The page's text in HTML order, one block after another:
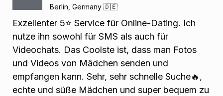
Berlin, Germany 🇩🇪
Exzellenter 5⭐️ Service für Online-Dating. Ich
nutze ihn sowohl für SMS als auch für
Videochats. Das Coolste ist, dass man Fotos
und Videos von Mädchen senden und
empfangen kann. Sehr, sehr schnelle Suche🔥,
echte und süße Mädchen und super bequem zu